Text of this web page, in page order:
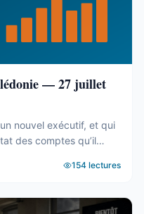
— 27 juillet
nouvel exécutif, et qui
des comptes qu’il
coincent C’est fait. Le
(abonnés), ...
154 lectures